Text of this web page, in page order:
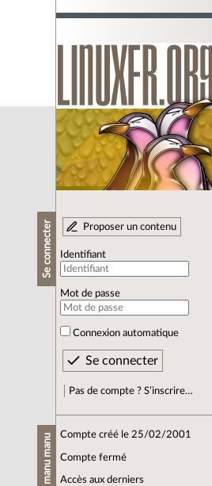
Se connecter Proposer un contenu
Identifiant
Mot de passe
Connexion automatique
Pas de compte ? S’inscrire…
manu manu Compte créé le 25/02/2001
Compte fermé
Accès aux derniers